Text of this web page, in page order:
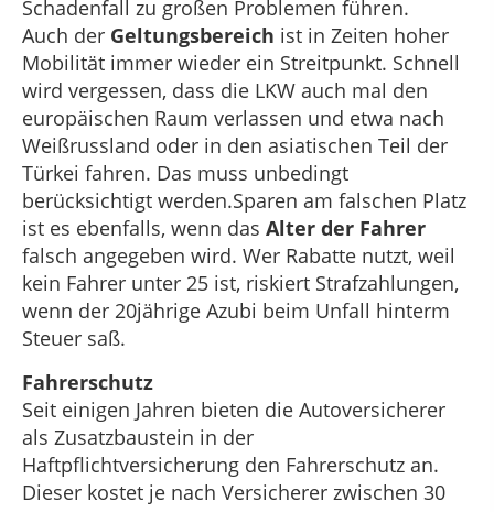
Schadenfall zu großen Problemen führen.
Auch der Geltungsbereich ist in Zeiten hoher
Mobilität immer wieder ein Streitpunkt. Schnell
wird vergessen, dass die LKW auch mal den
europäischen Raum verlassen und etwa nach
Weißrussland oder in den asiatischen Teil der
Türkei fahren. Das muss unbedingt
berücksichtigt werden.Sparen am falschen Platz
ist es ebenfalls, wenn das Alter der Fahrer
falsch angegeben wird. Wer Rabatte nutzt, weil
kein Fahrer unter 25 ist, riskiert Strafzahlungen,
wenn der 20jährige Azubi beim Unfall hinterm
Steuer saß.
Fahrerschutz
Seit einigen Jahren bieten die Autoversicherer
als Zusatzbaustein in der
Haftpflichtversicherung den Fahrerschutz an.
Dieser kostet je nach Versicherer zwischen 30